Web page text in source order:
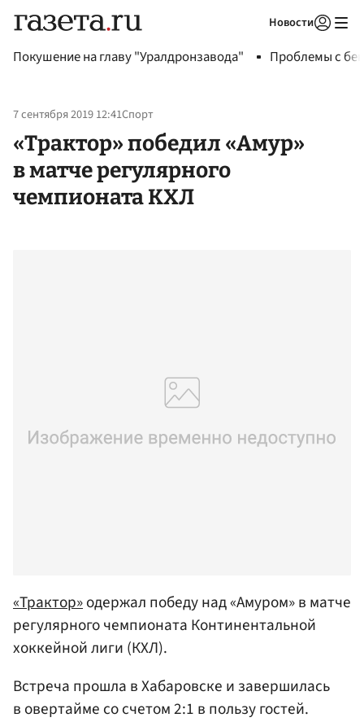
Новости
Покушение на главу "Уралдронзавода" Проблемы с
7 сентября 2019 12:41Спорт
«Трактор» победил «Амур»
в матче регулярного
чемпионата КХЛ
«Трактор»одержал победу над «Амуром» в матче
регулярного чемпионата Континентальной
хоккейной лиги (КХЛ).
Встреча прошла в Хабаровске и завершилась
в овертайме со счетом 2:1 в пользу гостей.